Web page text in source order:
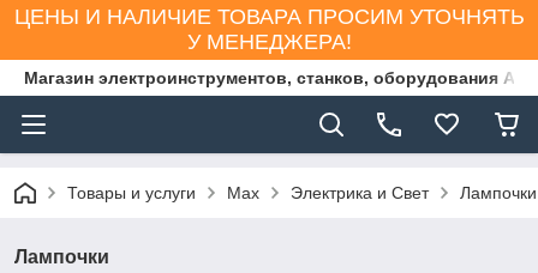
ЦЕНЫ И НАЛИЧИЕ ТОВАРА ПРОСИМ УТОЧНЯТЬ
У МЕНЕДЖЕРА!
Магазин электроинструментов, станков, оборудования
Товары и услуги Max Электрика и Свет Лампочки
Лампочки